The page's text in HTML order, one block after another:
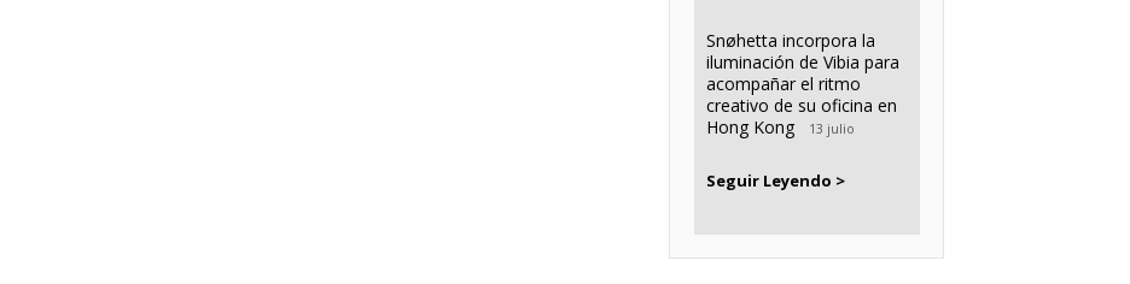
Snøhetta incorpora la
iluminación de Vibia para
acompañar el ritmo
creativo de su oficina en
Hong Kong
13 julio
Seguir Leyendo >